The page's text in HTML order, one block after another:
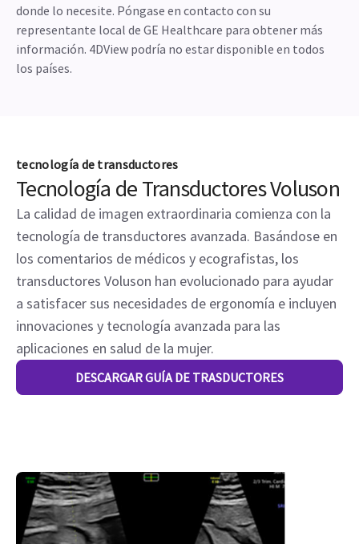
donde lo necesite. Póngase en contacto con su
representante local de GE Healthcare para obtener más
información. 4DView podría no estar disponible en todos
los países.
tecnología de transductores
Tecnología de Transductores Voluson
La calidad de imagen extraordinaria comienza con la
tecnología de transductores avanzada. Basándose en
los comentarios de médicos y ecografistas, los
transductores Voluson han evolucionado para ayudar
a satisfacer sus necesidades de ergonomía e incluyen
innovaciones y tecnología avanzada para las
aplicaciones en salud de la mujer.
DESCARGAR GUÍA DE TRASDUCTORES